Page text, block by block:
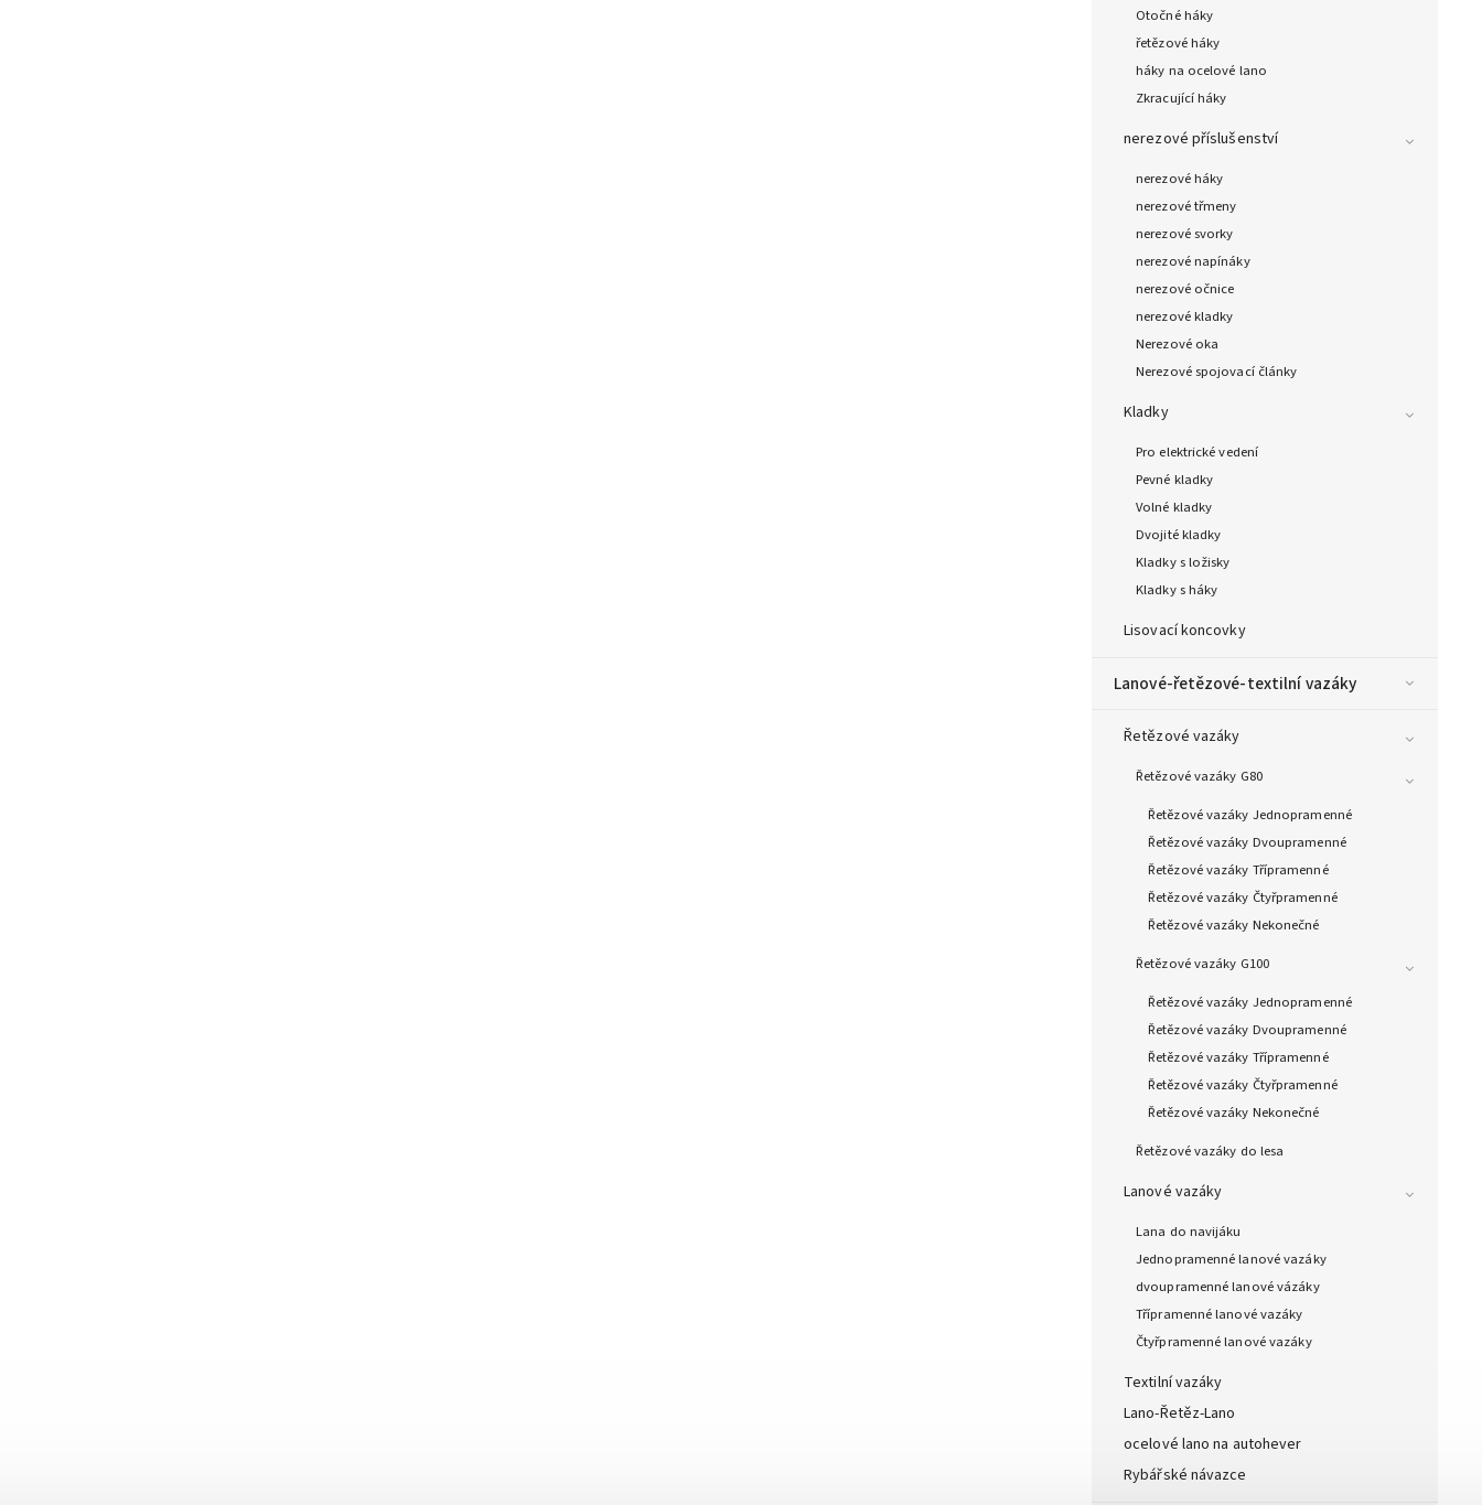
Otočné háky
řetězové háky
háky na ocelové lano
Zkracující háky
nerezové příslušenství
nerezové háky
nerezové třmeny
nerezové svorky
nerezové napínáky
nerezové očnice
nerezové kladky
Nerezové oka
Nerezové spojovací články
Kladky
Pro elektrické vedení
Pevné kladky
Volné kladky
Dvojité kladky
Kladky s ložisky
Kladky s háky
Lisovací koncovky
Lanové-řetězové-textilní vazáky
Řetězové vazáky
Řetězové vazáky G80
Řetězové vazáky Jednopramenné
Řetězové vazáky Dvoupramenné
Řetězové vazáky Třípramenné
Řetězové vazáky Čtyřpramenné
Řetězové vazáky Nekonečné
Řetězové vazáky G100
Řetězové vazáky Jednopramenné
Řetězové vazáky Dvoupramenné
Řetězové vazáky Třípramenné
Řetězové vazáky Čtyřpramenné
Řetězové vazáky Nekonečné
Řetězové vazáky do lesa
Lanové vazáky
Lana do navijáku
Jednopramenné lanové vazáky
dvoupramenné lanové vázáky
Třípramenné lanové vazáky
Čtyřpramenné lanové vazáky
Textilní vazáky
Lano-Řetěz-Lano
ocelové lano na autohever
Rybářské návazce